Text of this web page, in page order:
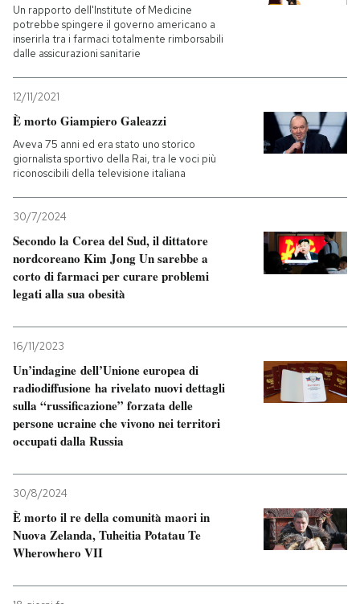
Un rapporto dell'Institute of Medicine
potrebbe spingere il governo americano a
inserirla tra i farmaci totalmente rimborsabili
dalle assicurazioni sanitarie
12/11/2021
È morto Giampiero Galeazzi
Aveva 75 anni ed era stato uno storico
giornalista sportivo della Rai, tra le voci più
riconoscibili della televisione italiana
30/7/2024
Secondo la Corea del Sud, il dittatore
nordcoreano Kim Jong Un sarebbe a
corto di farmaci per curare problemi
legati alla sua obesità
16/11/2023
Un’indagine dell’Unione europea di
radiodiffusione ha rivelato nuovi dettagli
sulla “russificazione” forzata delle
persone ucraine che vivono nei territori
occupati dalla Russia
30/8/2024
È morto il re della comunità maori in
Nuova Zelanda, Tuheitia Potatau Te
Wherowhero VII